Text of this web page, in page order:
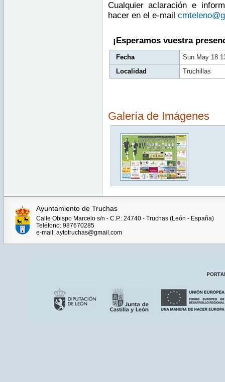
Cualquier aclaración e
hacer en el e-mail
¡Esperamos vuestra
Fecha
Sun May 18
Localidad
Truchillas
Galería de Imágenes
Ayuntamiento de Truchas
Calle Obispo Marcelo s/n - C.P.: 24740 - Truchas (León - España)
Teléfono: 987670285
e-mail: aytotruchas@gmail.com